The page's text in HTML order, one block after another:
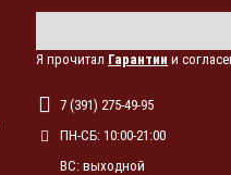
Я прочитал Гарантии и
7 (391) 275-49-95
ПН-СБ: 10:00-21:00
ВС: выходной